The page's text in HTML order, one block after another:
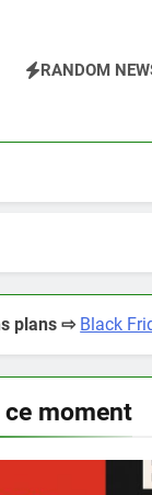
RANDOM
plans ⇨ Black
ce moment